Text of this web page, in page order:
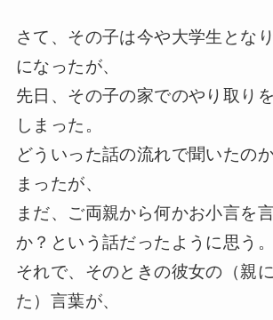
さて、その子は今や大学生とな
になったが、
先日、その子の家でのやり取り
しまった。
どういった話の流れで聞いたの
まったが、
まだ、ご両親から何かお小言を
か？という話だったように思う。
それで、そのときの彼女の（親
た）言葉が、